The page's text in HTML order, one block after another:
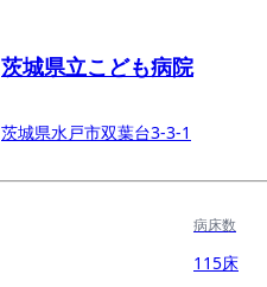
茨城県立こども病院
茨城県水戸市双葉台3-3-1
病床数
115床